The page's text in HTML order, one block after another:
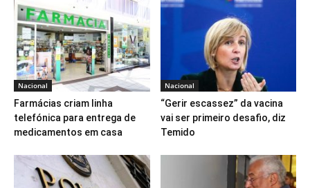
Nacional
Farmácias criam linha
telefónica para entrega de
medicamentos em casa
Nacional
“Gerir escassez” da vacina
vai ser primeiro desafio, diz
Temido